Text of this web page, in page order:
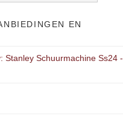
EN
Stanley Schuurmachine Ss24 -